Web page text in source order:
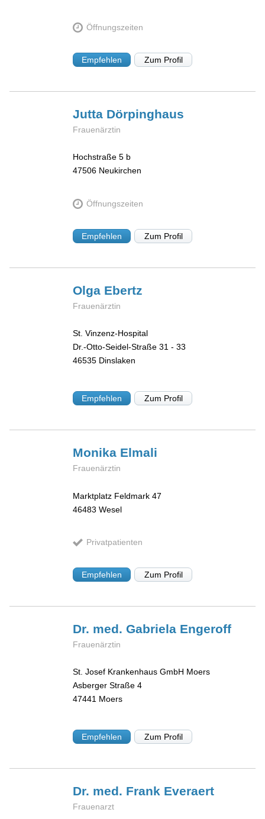
Öffnungszeiten
Empfehlen Zum Profil
Jutta Dörpinghaus
Frauenärztin
Hochstraße 5 b
47506 Neukirchen
Öffnungszeiten
Empfehlen Zum Profil
Olga Ebertz
Frauenärztin
St. Vinzenz-Hospital
Dr.-Otto-Seidel-Straße 31 - 33
46535 Dinslaken
Empfehlen Zum Profil
Monika Elmali
Frauenärztin
Marktplatz Feldmark 47
46483 Wesel
Privatpatienten
Empfehlen Zum Profil
Dr. med. Gabriela Engeroff
Frauenärztin
St. Josef Krankenhaus GmbH Moers
Asberger Straße 4
47441 Moers
Empfehlen Zum Profil
Dr. med. Frank Everaert
Frauenarzt